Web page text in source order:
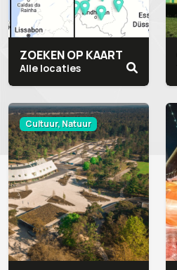
ZOEKEN OP KAART
Alle locaties
Cultuur, Natuur